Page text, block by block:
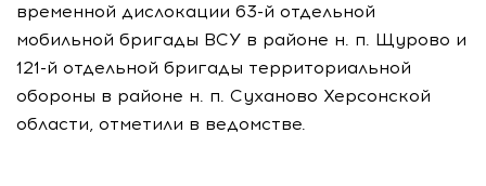
временной дислокации 63-й отдельной
мобильной бригады ВСУ в районе н. п. Щурово и
121-й отдельной бригады территориальной
обороны в районе н. п. Суханово Херсонской
области, отметили в ведомстве.